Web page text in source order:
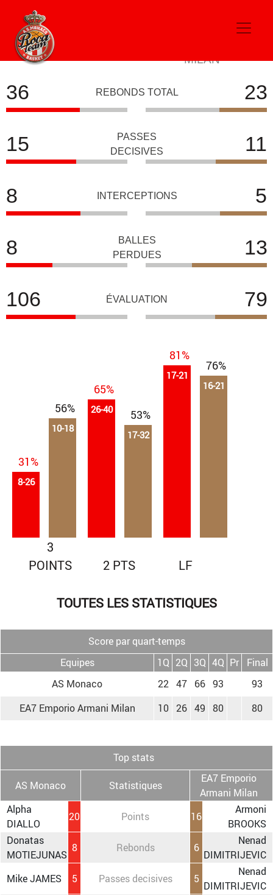
AS MONACO
MILAN
36 REBONDS TOTAL 23
15
PASSES
DECISIVES
11
8 INTERCEPTIONS 5
8
BALLES
PERDUES
13
106 ÉVALUATION 79
31%
8-26
56%
10-18
3
POINTS
65%
26-40 53%
17-32
2 PTS
81%
17-21
76%
16-21
LF
TOUTES LES STATISTIQUES
Score par quart-temps
Equipes
1Q 2Q 3Q 4Q Pr
Final
AS Monaco
22 47 66 93
93
EA7 Emporio Armani Milan
10 26 49 80 80
Top stats
AS Monaco Statistiques
EA7 Emporio
Armani Milan
Alpha
DIALLO
20 Points 16
Armoni
BROOKS
Donatas
MOTIEJUNAS
8 Rebonds 6
Nenad
DIMITRIJEVIC
Mike JAMES
5 Passes decisives 5
Nenad
DIMITRIJEVIC